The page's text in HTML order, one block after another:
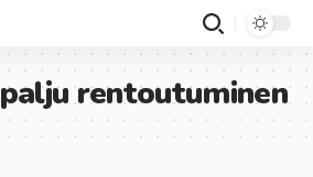
palju rentoutuminen